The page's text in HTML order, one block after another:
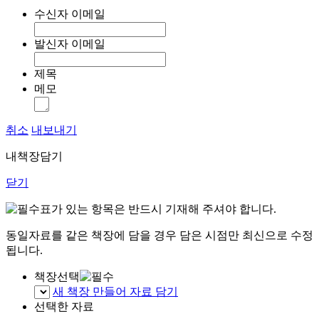
수신자 이메일
발신자 이메일
제목
메모
취소 내보내기
내책장담기
닫기
표가 있는 항목은 반드시 기재해 주셔야 합니다.
동일자료를 같은 책장에 담을 경우 담은 시점만 최신으로 수정
됩니다.
책장선택
새 책장 만들어 자료 담기
선택한 자료